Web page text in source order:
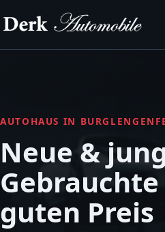
AUTOHAUS IN
Neue &
guten Preis